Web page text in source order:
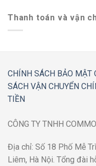
Thanh toán và vận
CHÍNH SÁCH BẢO MẬT
SÁCH VẬN CHUYỂN
TIỀN
CÔNG TY TNHH
Địa chỉ: Số 18 Phố Mễ
Liêm, Hà Nội. Tổng đài